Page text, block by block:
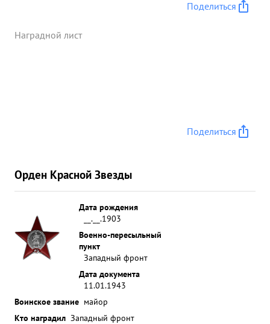
Поделиться
Наградной лист
Поделиться
Орден Красной Звезды
Дата рождения
__.__.1903
Военно-пересыльный
пункт
Западный фронт
Дата документа
11.01.1943
Воинское звание майор
Кто наградил Западный фронт